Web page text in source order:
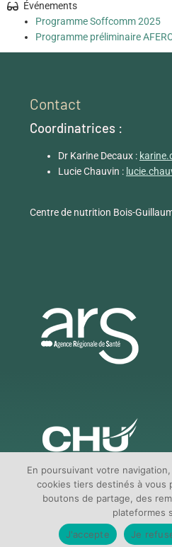
Événements
Programme Soffcomm 2025
Programme préliminaire
Contact
Coordinatrices :
Dr Karine Decaux :
Lucie Chauvin :
Centre de nutrition Bois-
En poursuivant votre
cookies tiers destinés à vous
boutons de partage, des
plateformes
J'accepte
Je